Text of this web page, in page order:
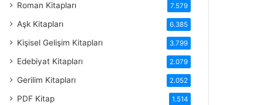
Roman Kitapları 7.579
Aşk Kitapları 6.385
Kişisel Gelişim Kitapları 3.799
Edebiyat Kitapları 2.079
Gerilim Kitapları 2.052
PDF Kitap 1.514